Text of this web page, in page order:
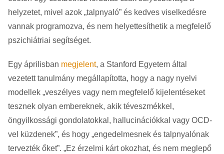
helyzetet, mivel azok „talpnyaló” és kedves viselkedésre
vannak programozva, és nem helyettesíthetik a megfelelő
pszichiátriai segítséget.
Egy áprilisban megjelent, a Stanford Egyetem által
vezetett tanulmány megállapította, hogy a nagy nyelvi
modellek „veszélyes vagy nem megfelelő kijelentéseket
tesznek olyan embereknek, akik téveszmékkel,
öngyilkossági gondolatokkal, hallucinációkkal vagy OCD-
vel küzdenek”, és hogy „engedelmesnek és talpnyalónak
tervezték őket”. „Ez érzelmi kárt okozhat, és nem meglepő